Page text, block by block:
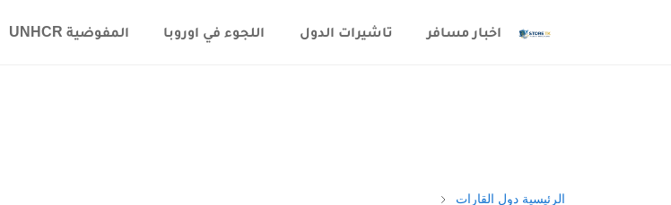
اخبار مسافر تاشيرات الدول اللجوء في اوروبا المفوضية UNHCR
الرئيسية دول القارات